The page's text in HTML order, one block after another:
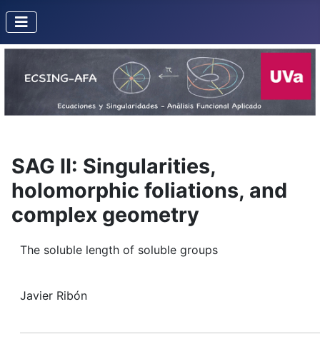
SAG II: Singularities,
holomorphic foliations, and
complex geometry
The soluble length of soluble groups
Javier Ribón